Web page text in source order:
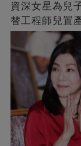
資深女星為兒
替工程師兒置